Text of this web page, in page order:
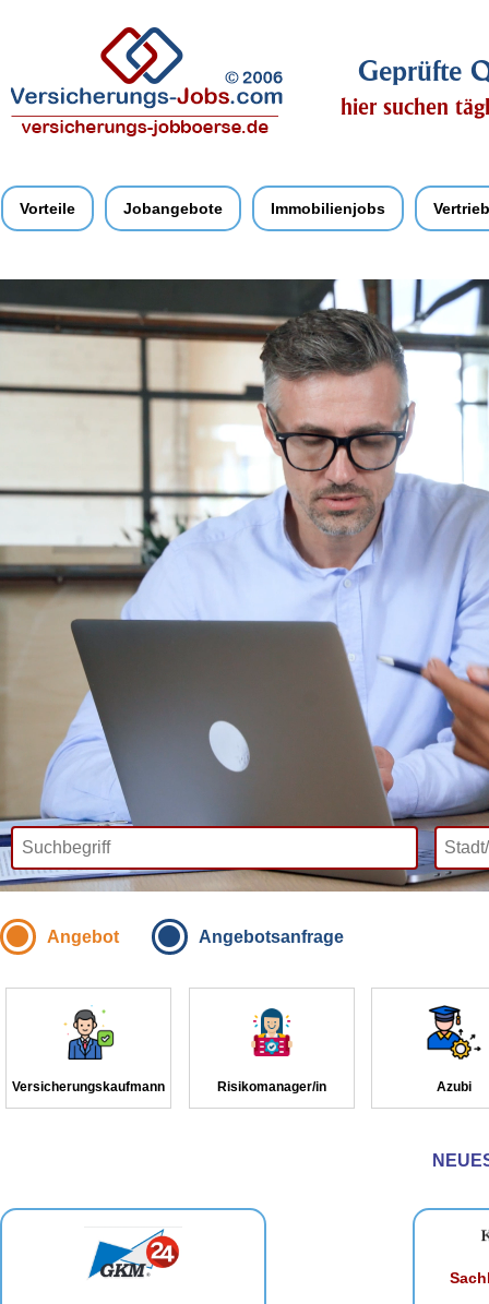
Geprüfte
hier suchen
Vorteile Jobangebote Immobilienjobs Vertrieb
Angebot Angebotsanfrage
Versicherungskaufmann Risikomanager/in Azubi